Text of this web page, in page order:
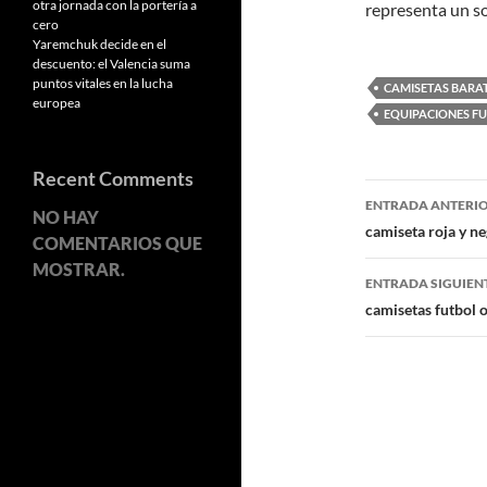
representa un
CAMISETAS
EQUIPACIONES
de
entradas
ENTRADA
camiseta roja y
ENTRADA
camisetas futbol
otra jornada con la portería a
cero
Yaremchuk decide en el
descuento: el Valencia suma
puntos vitales en la lucha
europea
Recent Comments
NO HAY
COMENTARIOS QUE
MOSTRAR.